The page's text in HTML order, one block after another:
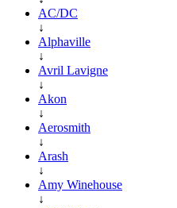
AC/DC
↓
Alphaville
↓
Avril Lavigne
↓
Akon
↓
Aerosmith
↓
Arash
↓
Amy Winehouse
↓